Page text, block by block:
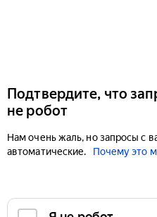
Подтвердите, что
не робот
Нам очень жаль, но запросы с
автоматические.
Почему это